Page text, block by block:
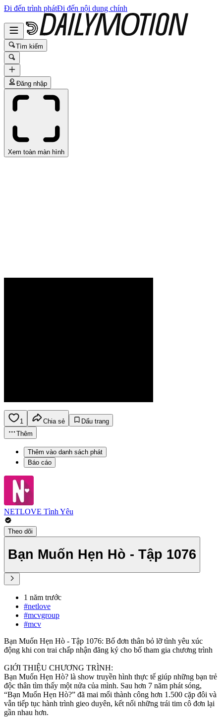
Đi đến trình phátĐi đến nội dung chính
Tìm kiếm
Đăng nhập
Xem toàn màn hình
1 Chia sẻ
Dấu trang
Thêm
Thêm vào danh sách phát
Báo cáo
NETLOVE Tình Yêu
Theo dõi
Bạn Muốn Hẹn Hò - Tập 1076
1 năm trước
#netlove
#mcvgroup
#mcv
Bạn Muốn Hẹn Hò - Tập 1076: Bố đơn thân bỏ lỡ tình yêu xúc
động khi con trai chấp nhận đăng ký cho bố tham gia chương trình
GIỚI THIỆU CHƯƠNG TRÌNH:
Bạn Muốn Hẹn Hò? là show truyền hình thực tế giúp những bạn trẻ
độc thân tìm thấy một nửa của mình. Sau hơn 7 năm phát sóng,
“Bạn Muốn Hẹn Hò?” đã mai mối thành công hơn 1.500 cặp đôi và
vẫn tiếp tục hành trình gieo duyên, kết nối những trái tim cô đơn lại
gần nhau hơn.